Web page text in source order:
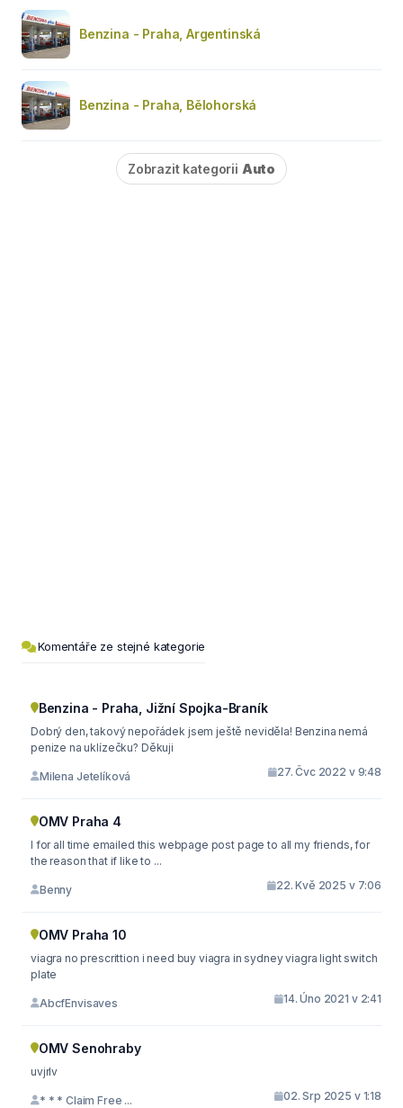
Benzina - Praha, Argentinská
Benzina - Praha, Bělohorská
Zobrazit kategorii Auto
Komentáře ze stejné kategorie
Benzina - Praha, Jižní Spojka-Braník
Dobrý den, takový nepořádek jsem ještě neviděla! Benzina nemá
penize na uklízečku? Děkuji
Milena Jetelíková 27. Čvc 2022 v 9:48
OMV Praha 4
I for all time emailed this webpage post page to all my friends, for
the reason that if like to ...
Benny 22. Kvě 2025 v 7:06
OMV Praha 10
viagra no prescrittion i need buy viagra in sydney viagra light switch
plate
AbcfEnvisaves 14. Úno 2021 v 2:41
OMV Senohraby
uvjrlv
* * * Claim Free ... 02. Srp 2025 v 1:18